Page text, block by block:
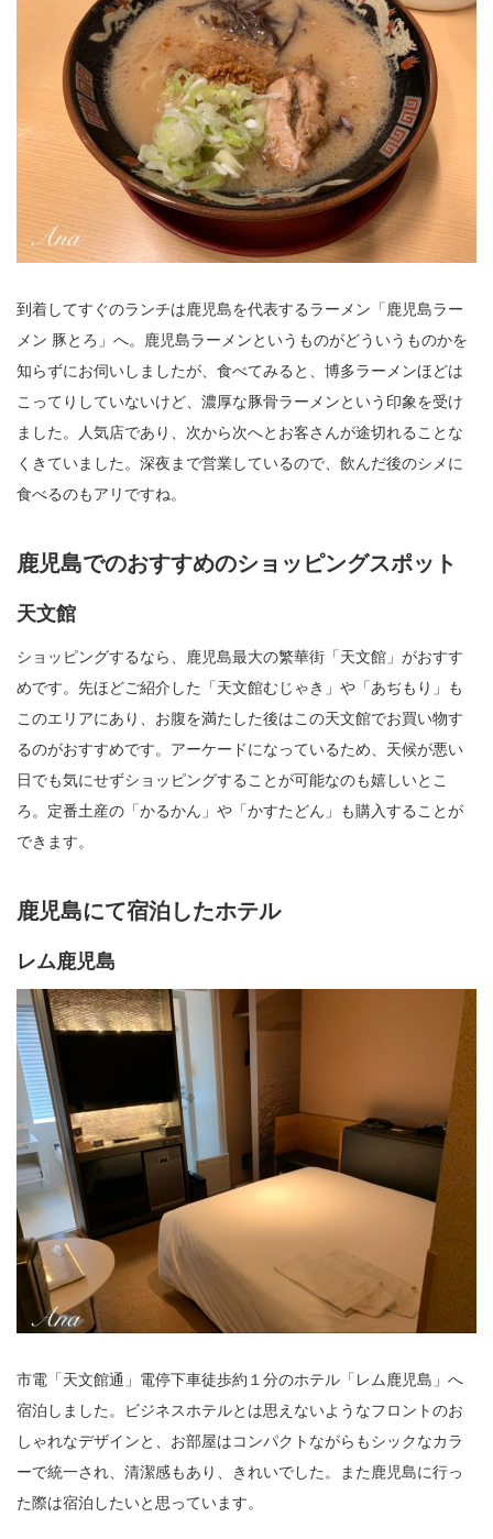
到着してすぐのランチは鹿児島を代表するラーメン「鹿児島ラー
メン 豚とろ」へ。鹿児島ラーメンというものがどういうものかを
知らずにお伺いしましたが、食べてみると、博多ラーメンほどは
こってりしていないけど、濃厚な豚骨ラーメンという印象を受け
ました。人気店であり、次から次へとお客さんが途切れることな
くきていました。深夜まで営業しているので、飲んだ後のシメに
食べるのもアリですね。
鹿児島でのおすすめのショッピングスポット
天文館
ショッピングするなら、鹿児島最大の繁華街「天文館」がおすす
めです。先ほどご紹介した「天文館むじゃき」や「あぢもり」も
このエリアにあり、お腹を満たした後はこの天文館でお買い物す
るのがおすすめです。アーケードになっているため、天候が悪い
日でも気にせずショッピングすることが可能なのも嬉しいとこ
ろ。定番土産の「かるかん」や「かすたどん」も購入することが
できます。
鹿児島にて宿泊したホテル
レム鹿児島
市電「天文館通」電停下車徒歩約１分のホテル「レム鹿児島」へ
宿泊しました。ビジネスホテルとは思えないようなフロントのお
しゃれなデザインと、お部屋はコンパクトながらもシックなカラ
ーで統一され、清潔感もあり、きれいでした。また鹿児島に行っ
た際は宿泊したいと思っています。